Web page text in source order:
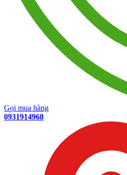
Gọi mua hàng
0931914968